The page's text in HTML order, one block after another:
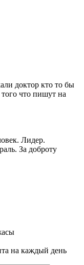
доктор кто то бы
что пишут на
Лидер.
За доброту
на каждый день